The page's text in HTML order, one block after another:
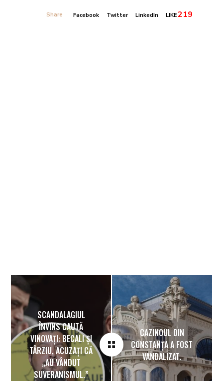
Share Facebook Twitter LinkedIn LIKE219
SCANDALAGIUL
ÎNVINS CAUTĂ
VINOVAȚI: BECALI ȘI
TÂRZIU, ACUZAȚI CĂ
„AU VÂNDUT
SUVERANISMUL.”
CAZINOUL DIN
CONSTANȚA A FOST
VANDALIZAT.